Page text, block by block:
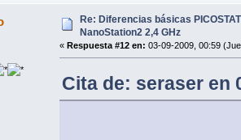
Re: Diferencias básicas
NanoStation2 2,4 GHz
« Respuesta #12 en: 03-09-2009, 00:59
Cita de: seraser en